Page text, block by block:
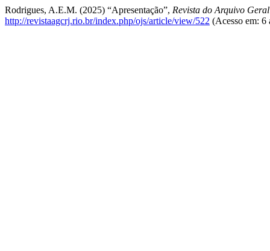
Rodrigues, A.E.M. (2025) “Apresentação”, Revista do Arquivo
http://revistaagcrj.rio.br/index.php/ojs/article/view/522 (Acesso em: 6